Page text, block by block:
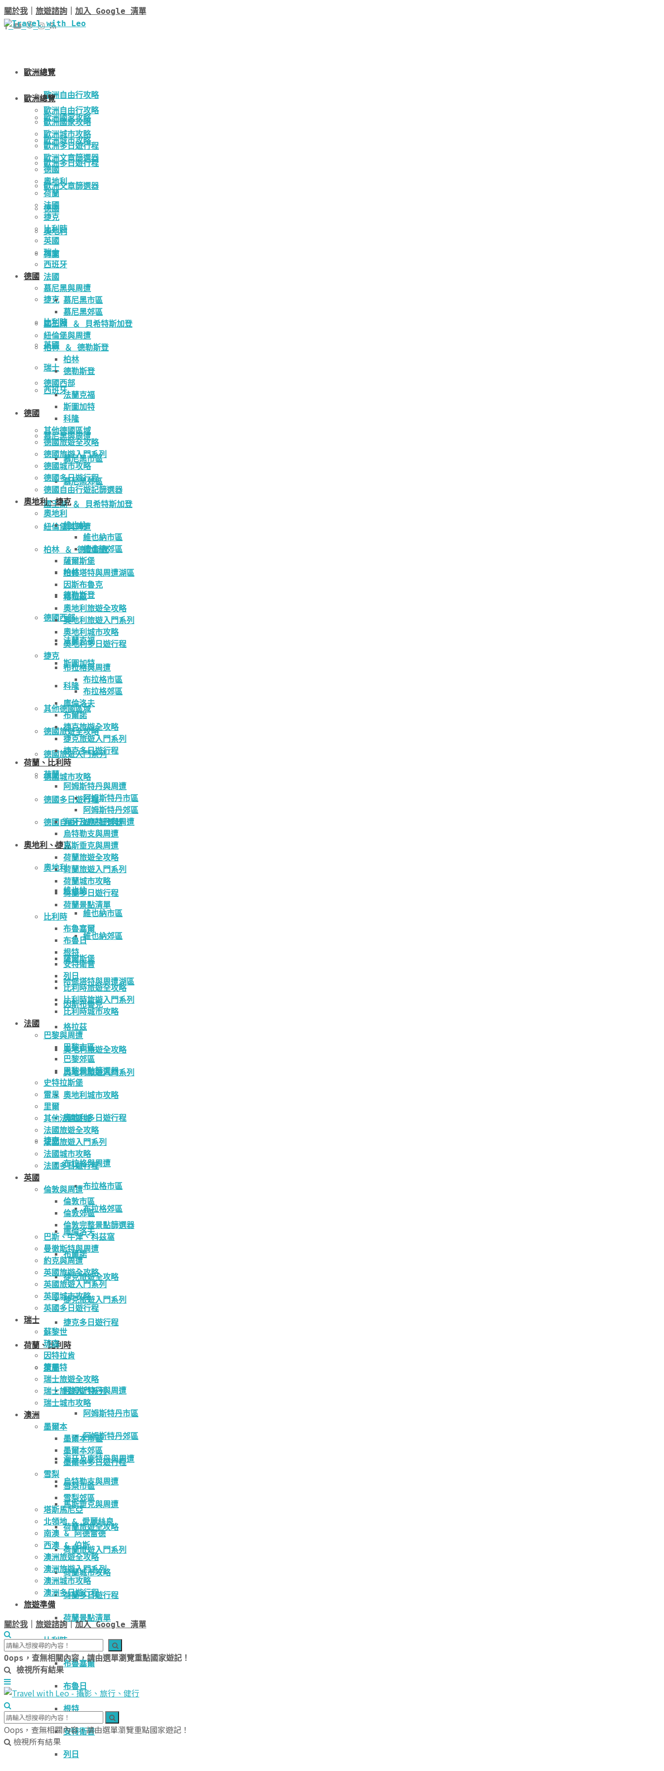
關於我 旅遊諮詢 加入 Google 清單
歐洲總覽
歐洲自由行攻略
歐洲國家攻略
歐洲城市攻略
歐洲多日遊行程
歐洲文章篩選器
德國
奧地利
荷蘭
法國
捷克
比利時
英國
瑞士
西班牙
德國
慕尼黑與周遭
慕尼黑市區
慕尼黑郊區
國王湖 ＆ 貝希特斯加登
紐倫堡與周遭
柏林 ＆ 德勒斯登
柏林
德勒斯登
德國西部
法蘭克福
斯圖加特
科隆
其他德國區域
德國旅遊全攻略
德國旅遊入門系列
德國城市攻略
德國多日遊行程
德國自由行遊記篩選器
奧地利、捷克
奧地利
維也納
維也納市區
維也納郊區
薩爾斯堡
哈修塔特與周遭湖區
因斯布魯克
格拉茲
奧地利旅遊全攻略
奧地利旅遊入門系列
奧地利城市攻略
奧地利多日遊行程
捷克
布拉格與周遭
布拉格市區
布拉格郊區
庫倫洛夫
布爾諾
捷克旅遊全攻略
捷克旅遊入門系列
捷克多日遊行程
荷蘭、比利時
荷蘭
阿姆斯特丹與周遭
阿姆斯特丹市區
阿姆斯特丹郊區
海牙及鹿特丹與周遭
烏特勒支與周遭
馬斯垂克與周遭
荷蘭旅遊全攻略
荷蘭旅遊入門系列
荷蘭城市攻略
荷蘭多日遊行程
荷蘭景點清單
比利時
布魯塞爾
布魯日
根特
安特衛普
列日
歐洲總覽
歐洲自由行攻略
歐洲國家攻略
歐洲城市攻略
歐洲多日遊行程
歐洲文章篩選器
德國
奧地利
荷蘭
法國
捷克
比利時
英國
瑞士
西班牙
德國
慕尼黑與周遭
慕尼黑市區
慕尼黑郊區
國王湖 ＆ 貝希特斯加登
紐倫堡與周遭
柏林 ＆ 德勒斯登
柏林
德勒斯登
德國西部
法蘭克福
斯圖加特
科隆
其他德國區域
德國旅遊全攻略
德國旅遊入門系列
德國城市攻略
德國多日遊行程
德國自由行遊記篩選器
奧地利、捷克
奧地利
維也納
維也納市區
維也納郊區
薩爾斯堡
哈修塔特與周遭湖區
因斯布魯克
格拉茲
奧地利旅遊全攻略
奧地利旅遊入門系列
奧地利城市攻略
奧地利多日遊行程
捷克
布拉格與周遭
布拉格市區
布拉格郊區
庫倫洛夫
布爾諾
捷克旅遊全攻略
捷克旅遊入門系列
捷克多日遊行程
荷蘭、比利時
荷蘭
阿姆斯特丹與周遭
阿姆斯特丹市區
阿姆斯特丹郊區
海牙及鹿特丹與周遭
烏特勒支與周遭
馬斯垂克與周遭
荷蘭旅遊全攻略
荷蘭旅遊入門系列
荷蘭城市攻略
荷蘭多日遊行程
荷蘭景點清單
比利時
布魯塞爾
布魯日
根特
安特衛普
列日
比利時旅遊全攻略
比利時旅遊入門系列
比利時城市攻略
法國
巴黎與周遭
巴黎市區
巴黎郊區
巴黎景點篩選器
史特拉斯堡
雷恩
里爾
其他法國區域
法國旅遊全攻略
法國旅遊入門系列
法國城市攻略
法國多日遊行程
英國
倫敦與周遭
倫敦市區
倫敦郊區
倫敦完整景點篩選器
巴斯、牛津、科茲窩
曼徹斯特與周遭
約克與周遭
英國旅遊全攻略
英國旅遊入門系列
英國城市攻略
英國多日遊行程
瑞士
蘇黎世
琉森
因特拉肯
策馬特
瑞士旅遊全攻略
瑞士旅遊入門系列
瑞士城市攻略
澳洲
墨爾本
墨爾本市區
墨爾本郊區
墨爾本多日遊行程
雪梨
雪梨市區
雪梨郊區
塔斯馬尼亞
北領地 & 愛麗絲泉
南澳 & 阿德雷德
西澳 & 伯斯
澳洲旅遊全攻略
澳洲旅遊入門系列
澳洲城市攻略
澳洲多日遊行程
旅遊準備
關於我 旅遊諮詢｜加入 Google 清單
Oops，查無相關內容，請由選單瀏覽重點國家遊記！
檢視所有結果
Oops，查無相關內容，請由選單瀏覽重點國家遊記！
檢視所有結果